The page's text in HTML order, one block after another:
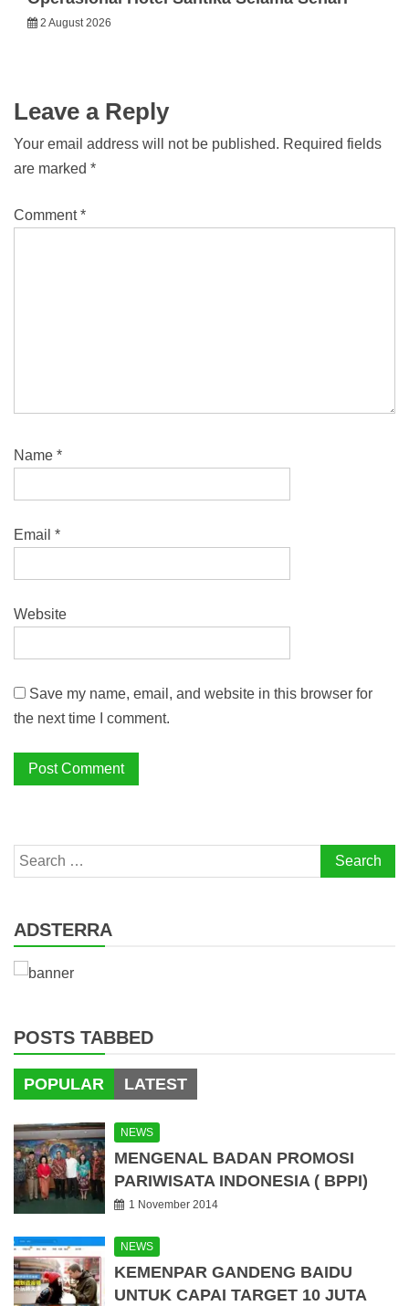
2 August 2026
Leave a Reply
Your email address will not be published. Required fields
are marked *
Comment*
Name *
Email *
Website
Save my name, email, and website in this browser for
the next time I comment.
Search
for:
ADSTERRA
POSTS TABBED
POPULAR LATEST
NEWS
MENGENAL BADAN PROMOSI
PARIWISATA INDONESIA ( BPPI)
1 November 2014
NEWS
KEMENPAR GANDENG BAIDU
UNTUK CAPAI TARGET 10 JUTA